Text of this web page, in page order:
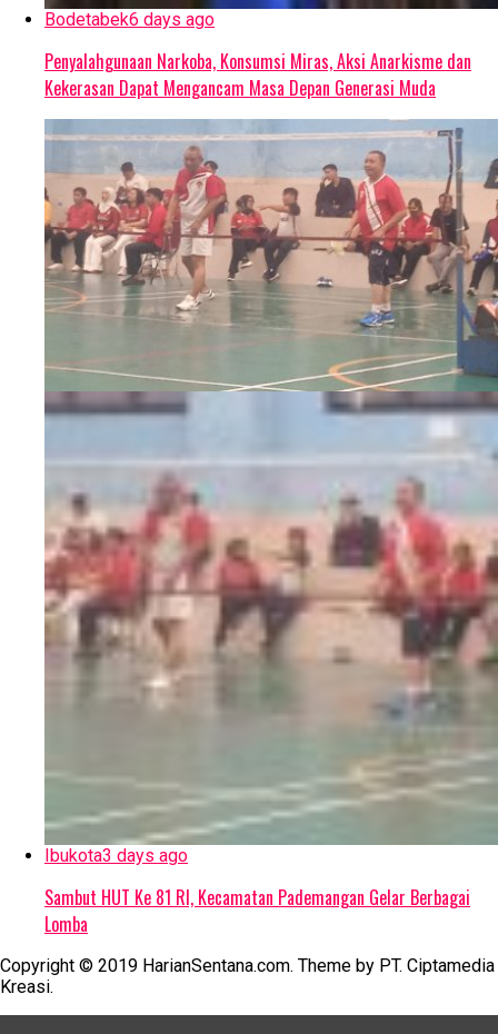
Bodetabek6 days ago
Penyalahgunaan Narkoba, Konsumsi Miras, Aksi Anarkisme dan
Kekerasan Dapat Mengancam Masa Depan Generasi Muda
Ibukota3 days ago
Sambut HUT Ke 81 RI, Kecamatan Pademangan Gelar Berbagai
Lomba
Copyright © 2019 HarianSentana.com. Theme by PT. Ciptamedia
Kreasi.